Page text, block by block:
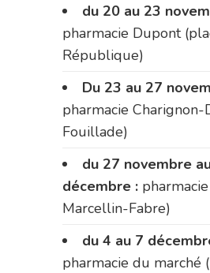
du 20 au 23
pharmacie Dupont
République)
Du 23 au 27
pharmacie Charignon-
Fouillade)
du 27 novembre
décembre :
Marcellin-Fabre)
du 4 au 7
pharmacie du marché